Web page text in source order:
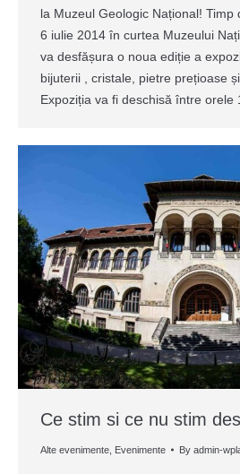
la Muzeul Geologic Național!
6 iulie 2014 în curtea Muzeului
va desfășura o noua ediție a
bijuterii , cristale, pietre prețioase
Expoziția va fi deschisă între orele
Ce stim si ce nu stim
Alte evenimente Evenimente By admin-